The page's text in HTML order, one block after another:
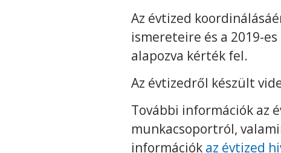
Az évtized
ismereteire és a 2019-
alapozva kérték fel.
Az évtizedről készült
További információk az
munkacsoportról,
információk az évtized